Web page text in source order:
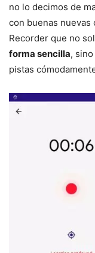
no lo decimos de
con buenas nuevas
Recorder que no
forma sencilla,
pistas